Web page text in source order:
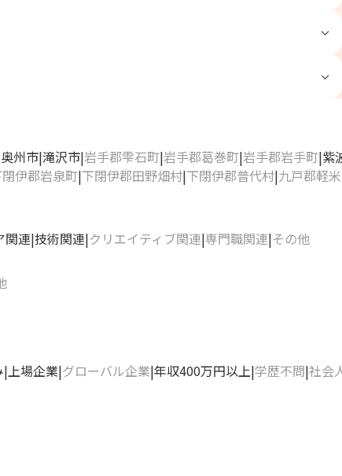
奥州市 滝沢市 岩手郡雫石町 岩手郡葛巻町 岩手郡岩手町 紫
伊郡岩泉町 下閉伊郡田野畑村 下閉伊郡普代村 九戸郡軽
関連 技術関連 クリエイティブ関連 専門職関連 その他
上場企業 グローバル企業 年収400万円以上 学歴不問 社会